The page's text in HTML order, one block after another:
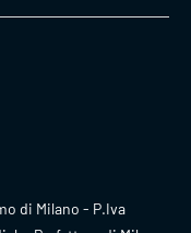
di Milano - P.Iva